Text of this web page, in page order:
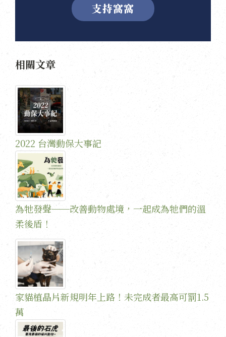
支持窩窩
相關文章
2022 台灣動保大事記
為牠發聲──改善動物處境，一起成為牠們的溫
柔後盾！
家貓植晶片新規明年上路！未完成者最高可罰1.5
萬